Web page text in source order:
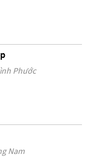
Phước
Nam